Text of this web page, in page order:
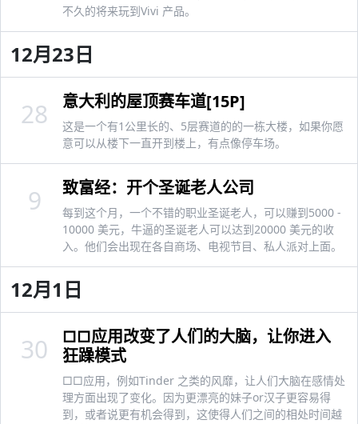
不久的将来玩到Vivi 产品。
12月23日
意大利的屋顶赛车道[15P]
这是一个有1公里长的、5层赛道的的一栋大楼，如果你愿
意可以从楼下一直开到楼上，有点像停车场。
28
致富经：开个圣诞老人公司
每到这个月，一个不错的职业圣诞老人，可以赚到5000 -
10000 美元，牛逼的圣诞老人可以达到20000 美元的收
入。他们会出现在各自商场、电视节目、私人派对上面。
9
12月1日
□□应用改变了人们的大脑，让你进入
狂躁模式
□□应用，例如Tinder 之类的风靡，让人们大脑在感情处
理方面出现了变化。因为更漂亮的妹子or汉子更容易得
到，或者说更有机会得到，这使得人们之间的相处时间越
30